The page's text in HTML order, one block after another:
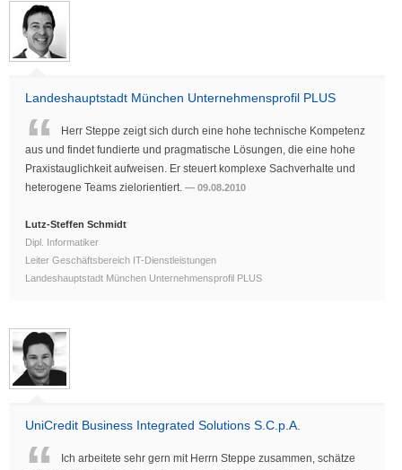
Landeshauptstadt München Unternehmensprofil PLUS
Herr Steppe zeigt sich durch eine hohe technische Kompetenz
aus und findet fundierte und pragmatische Lösungen, die eine hohe
Praxistauglichkeit aufweisen. Er steuert komplexe Sachverhalte und
heterogene Teams zielorientiert.
09.08.2010
Lutz-Steffen Schmidt
Dipl. Informatiker
Leiter Geschäftsbereich IT-Dienstleistungen
Landeshauptstadt München Unternehmensprofil PLUS
UniCredit Business Integrated Solutions S.C.p.A.
Ich arbeitete sehr gern mit Herrn Steppe zusammen, schätze